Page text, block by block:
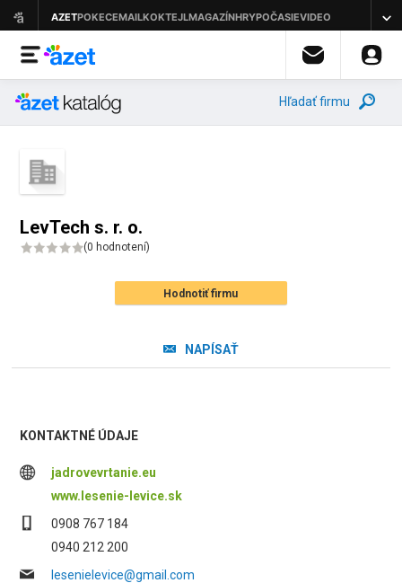
Hľadať firmu
LevTech s. r. o.
(0 hodnotení)
Hodnotiť firmu
NAPÍSAŤ
KONTAKTNÉ ÚDAJE
jadrovevrtanie.eu
www.lesenie-levice.sk
0908 767 184
0940 212 200
lesenielevice@gmail.com